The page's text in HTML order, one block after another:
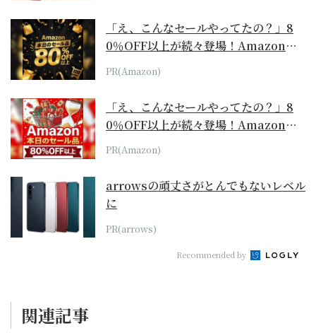
「え、こんなセールやってたの？」8
0％OFF以上が続々登場！Amazonの
本気が...
PR(Amazon)
「え、こんなセールやってたの？」8
0％OFF以上が続々登場！Amazonの
本気が...
PR(Amazon)
arrowsの頑丈さがとんでもないレベル
に
PR(arrows)
Recommended by
関連記事